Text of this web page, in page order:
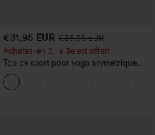
€31,95 EUR €35,95 EUR
Achetez-en 2, le 3e est offert
Top de sport pour yoga asymétrique
(une épaule) à manches longues avec
ouverture pour le pouce, ourlet arrondi
haut-bas, séchage rapide, soutien-gorge